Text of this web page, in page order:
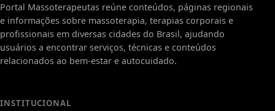
Portal Massoterapeutas reúne conteúdos, páginas regionais
e informações sobre massoterapia, terapias corporais e
profissionais em diversas cidades do Brasil, ajudando
usuários a encontrar serviços, técnicas e conteúdos
relacionados ao bem-estar e autocuidado.
INSTITUCIONAL